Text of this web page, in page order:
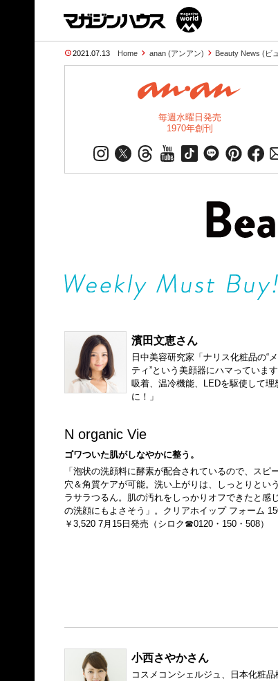
2021.07.13 Home anan (アンアン) Beauty News (ビ
毎週水曜日発売
1970年創刊
濱田文恵さん
日中美容研究家「ナリス化粧品の“
ティ”という美顔器にハマっていま
吸着、温冷機能、LEDを駆使して理
に！」
N organic Vie
ゴワついた肌がしなやかに整う。
「泡状の洗顔料に酵素が配合されているので、スピ
穴＆角質ケアが可能。洗い上がりは、しっとりとい
ラサラつるん。肌の汚れをしっかりオフできたと感
の洗顔にもよさそう」。クリアホイップ フォーム
￥3,520 7月15日発売（シロク☎0120・150・508）
小西さやかさん
コスメコンシェルジュ、日本化粧品